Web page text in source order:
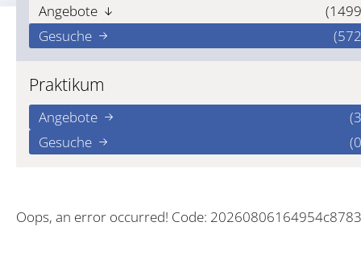
Angebote
Gesuche
Praktikum
Angebote
Gesuche
Oops, an error occurred! Code: